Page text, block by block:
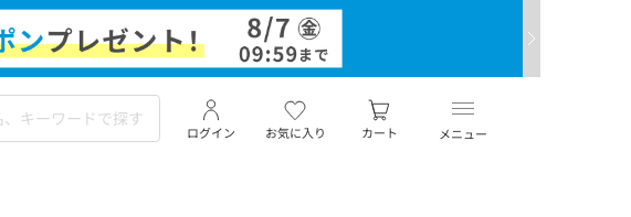
メニュー
お気に入り
ログイン カート